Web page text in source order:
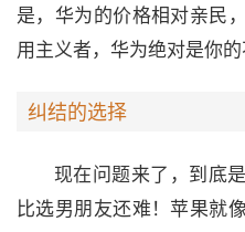
是，华为的价格相对亲民
用主义者，华为绝对是你的
纠结的选择
现在问题来了，到底
比选男朋友还难！苹果就